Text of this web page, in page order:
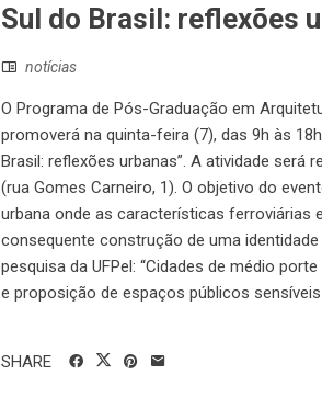
Sul do Brasil: reflexões
notícias
O Programa de Pós-Graduação em
promoverá na quinta-feira (7), das 9h às
Brasil: reflexões urbanas”. A atividade será
(rua Gomes Carneiro, 1). O objetivo do
urbana onde as características ferroviárias
consequente construção de uma
pesquisa da UFPel: “Cidades de médio
e proposição de espaços públicos
SHARE